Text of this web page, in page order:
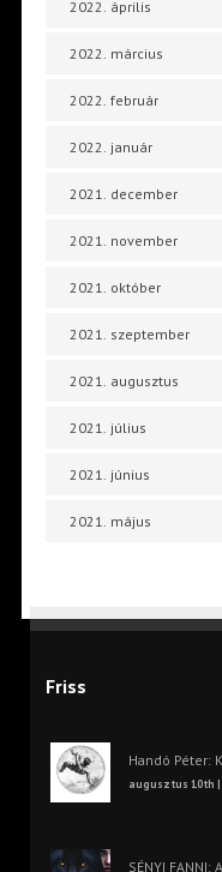
2022. április
2022. március
2022. február
2022. január
2021. december
2021. november
2021. október
2021. szeptember
2021. augusztus
2021. július
2021. június
2021. május
Friss
Handó Péter:
augusztus 10th |
SÉNYI FANNI: